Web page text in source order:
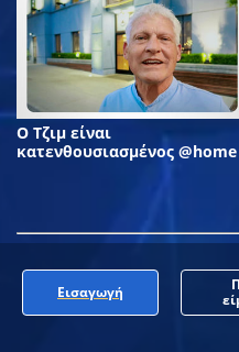
Ο Τζιμ είναι
κατενθουσιασμένος @home
Εισαγωγή